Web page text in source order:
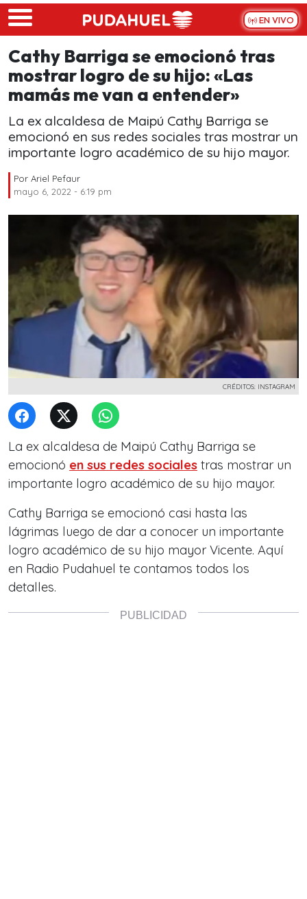
Skip to main content
EN VIVO
Cathy Barriga se emocionó tras
mostrar logro de su hijo: «Las
mamás me van a entender»
La ex alcaldesa de Maipú Cathy Barriga se
emocionó en sus redes sociales tras mostrar un
importante logro académico de su hijo mayor.
Por Ariel Pefaur
mayo 6, 2022 - 6:19 pm
CRÉDITOS: INSTAGRAM
La ex alcaldesa de Maipú Cathy Barriga se
emocionó en sus redes sociales tras mostrar un
importante logro académico de su hijo mayor.
Cathy Barriga se emocionó casi hasta las
lágrimas luego de dar a conocer un importante
logro académico de su hijo mayor Vicente. Aquí
en Radio Pudahuel te contamos todos los
detalles.